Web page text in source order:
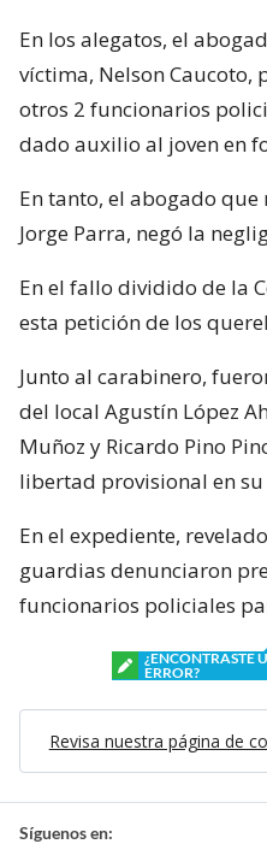
En los alegatos, el
víctima, Nelson Caucoto,
otros 2 funcionarios
dado auxilio al joven en
En tanto, el abogado que
Jorge Parra, negó la
En el fallo dividido de la
esta petición de los
Junto al carabinero,
del local Agustín López
Muñoz y Ricardo Pino
libertad provisional en
En el expediente,
guardias denunciaron
funcionarios policiales
¿ENCONTRASTE
ERROR?
Revisa nuestra página de
Síguenos en: